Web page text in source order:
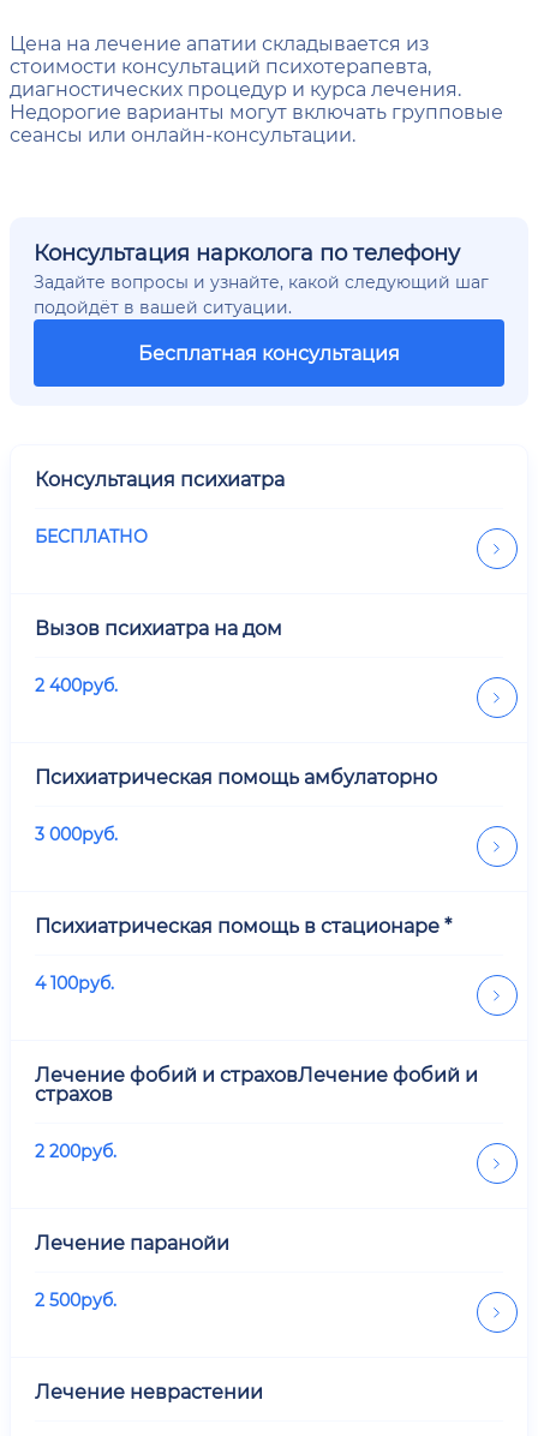
Цена на лечение апатии складывается из
стоимости консультаций психотерапевта,
диагностических процедур и курса лечения.
Недорогие варианты могут включать групповые
сеансы или онлайн-консультации.
Консультация нарколога по телефону
Задайте вопросы и узнайте, какой следующий шаг
подойдёт в вашей ситуации.
Бесплатная консультация
Консультация психиатра
БЕСПЛАТНО
Вызов психиатра на дом
2 400руб.
Психиатрическая помощь амбулаторно
3 000руб.
Психиатрическая помощь в стационаре *
4 100руб.
Лечение фобий и страховЛечение фобий и
страхов
2 200руб.
Лечение паранойи
2 500руб.
Лечение неврастении